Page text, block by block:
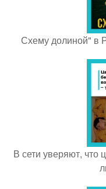
Схему долиной" в
В сети уверяют, что